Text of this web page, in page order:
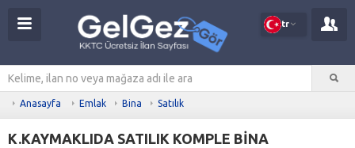
tr
Anasayfa Emlak Bina Satılık
K.KAYMAKLIDA SATILIK KOMPLE BİNA